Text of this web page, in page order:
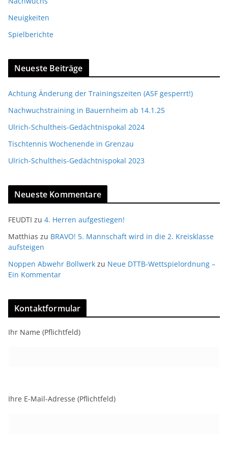
Neuigkeiten
Spielberichte
Neueste Beiträge
Achtung Änderung der Trainingszeiten (ASF gesperrt!)
Nachwuchstraining in Bauernheim ab 14.1.25
Ulrich-Schultheis-Gedächtnispokal 2024
Tischtennis Wochenende in Grenzau
Ulrich-Schultheis-Gedächtnispokal 2023
Neueste Kommentare
FEUDTI zu 4. Herren aufgestiegen!
Matthias zu BRAVO! 5. Mannschaft wird in die 2. Kreisklasse
aufsteigen
Noppen Abwehr Bollwerk zu Neue DTTB-Wettspielordnung –
Ein Kommentar
Kontaktformular
Ihr Name (Pflichtfeld)
Ihre E-Mail-Adresse (Pflichtfeld)